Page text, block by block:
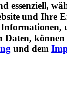
essenziell,
und Ihre
Informationen,
Daten, können
und dem